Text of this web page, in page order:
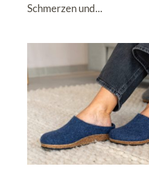
Schmerzen und...